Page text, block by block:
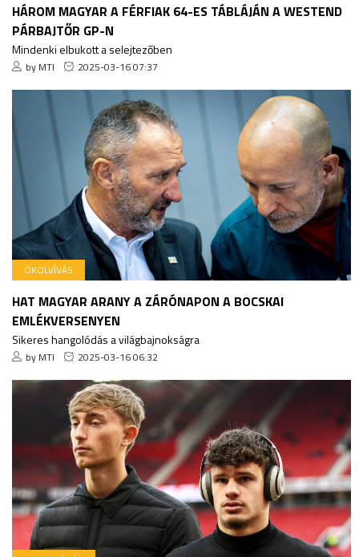
HÁROM MAGYAR A FÉRFIAK 64-ES TÁBLÁJÁN A WESTEND
PÁRBAJTŐR GP-N
Mindenki elbukott a selejtezőben
by MTI 2025-03-16 07:37
ÖKÖLVÍVÁS
HAT MAGYAR ARANY A ZÁRÓNAPON A BOCSKAI
EMLÉKVERSENYEN
Sikeres hangolódás a világbajnokságra
by MTI 2025-03-16 06:32